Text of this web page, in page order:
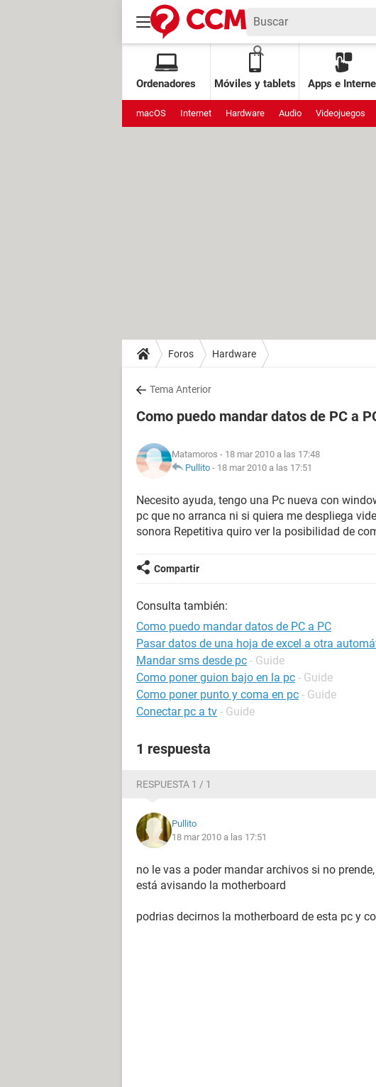
Ordenadores Móviles y tablets Apps e
macOS Internet Hardware Audio Videojuegos
Foros Hardware
Tema Anterior
Como puedo mandar datos de PC a
Matamoros - 18 mar 2010 a las 17:48
Pullito - 18 mar 2010 a las 17:51
Necesito ayuda, tengo una Pc nueva con
pc que no arranca ni si quiera me despliega
sonora Repetitiva quiro ver la posibilidad de
Compartir
Consulta también:
Como puedo mandar datos de PC a PC
Pasar datos de una hoja de excel a otra
Mandar sms desde pc - Guide
Como poner guion bajo en la pc - Guide
Como poner punto y coma en pc - Guide
Conectar pc a tv - Guide
1 respuesta
RESPUESTA 1 / 1
Pullito
18 mar 2010 a las 17:51
no le vas a poder mandar archivos si no
está avisando la motherboard
podrias decirnos la motherboard de esta pc y